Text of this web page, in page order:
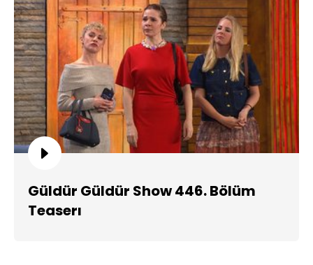
Güldür Güldür Show 446. Bölüm
Teaserı